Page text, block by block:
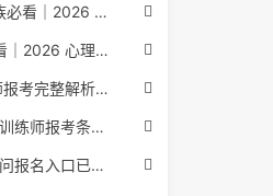
广州 / 深圳上班族必看｜2026 心理咨询师考证指南，转行副业、情绪疏导双收益
珠三角上班族必看｜2026 心理咨询师考证指南，转行副业、情绪疏导双收益
2026 心理咨询师报考完整解析｜2017 国考取消后正规报考标准、流程避坑指南
2026年人工智能训练师报考条件与流程：2026年最新官方要求全面解读
2026医疗陪诊顾问报名入口已公布，全国报考条件流程政策全解析